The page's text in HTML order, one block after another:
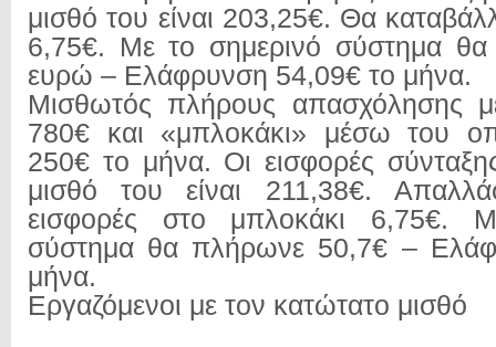
μισθό του είναι 203,25€. Θα
6,75€. Με το σημερινό σύστημα
ευρώ – Ελάφρυνση 54,09€ το μήνα.
Μισθωτός πλήρους απασχόλησης
780€ και «μπλοκάκι» μέσω του
250€ το μήνα. Οι εισφορές
μισθό του είναι 211,38€.
εισφορές στο μπλοκάκι 6,75€.
σύστημα θα πλήρωνε 50,7€ –
μήνα.
Εργαζόμενοι με τον κατώτατο μισθό